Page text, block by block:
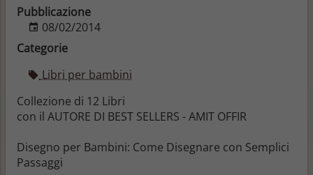
Pubblicazione
08/02/2014
Categorie
Libri per bambini
Collezione di 12 Libri
con il AUTORE DI BEST SELLERS - AMIT OFFIR
Disegno per Bambini: Come Disegnare con Semplici
Passaggi